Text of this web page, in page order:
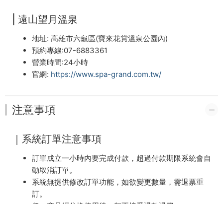
| 遠山望月溫泉
地址: 高雄市六龜區(寶來花賞溫泉公園內)
預約專線:07-6883361
營業時間:24小時
官網: https://www.spa-grand.com.tw/
注意事項
｜系統訂單注意事項
訂單成立一小時內要完成付款，超過付款期限系統會自
動取消訂單。
系統無提供修改訂單功能，如欲變更數量，需退票重
訂。